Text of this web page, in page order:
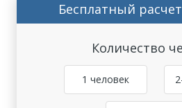
Бесплатный
Количество
1 человек